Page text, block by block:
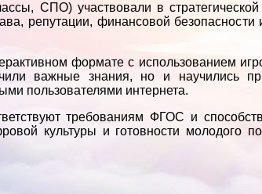
СПО) участвовали в
репутации, финансовой безопасности
формате с использованием
важные знания, но и научились
пользователями интернета.
требованиям ФГОС и
культуры и готовности молодого